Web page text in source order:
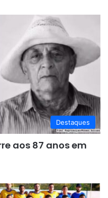
Destaques
aos 87 anos em